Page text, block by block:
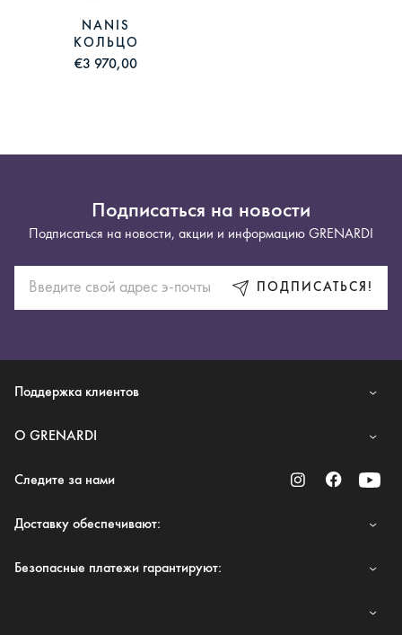
NANIS
КОЛЬЦО
€3 970,00
Подписаться на новости
Подписаться на новости, акции и информацию GRENARDI
ПОДПИСАТЬСЯ!
Поддержка клиентов
O GRENARDI
Следите за нами
Доставку обеспечивают:
Безопасные платежи гарантируют: